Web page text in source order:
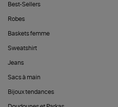
Best-Sellers
Robes
Baskets femme
Sweatshirt
Jeans
Sacs à main
Bijoux tendances